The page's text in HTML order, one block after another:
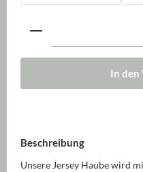
Produkt Anzahl: Gib
In den
Beschreibung
Unsere Jersey Haube wird